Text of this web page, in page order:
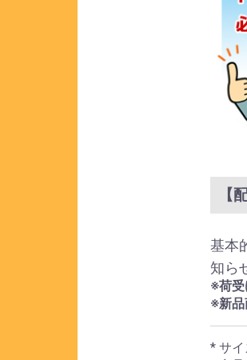
【
基本
知ら
※荷
※新品
* サイ